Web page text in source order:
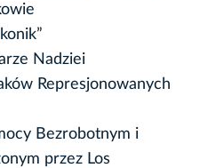
Nadziei
Represjonowanych
Bezrobotnym i
przez Los